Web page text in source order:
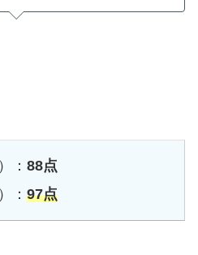
： 88点
： 97点